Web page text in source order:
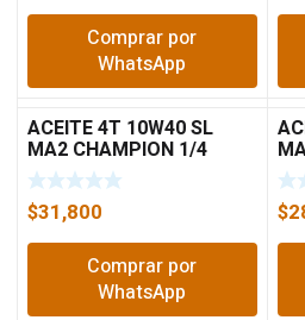
Comprar por
WhatsApp
ACEITE 4T 10W40 SL
MA2 CHAMPION 1/4
$31,800
Comprar por
WhatsApp
$